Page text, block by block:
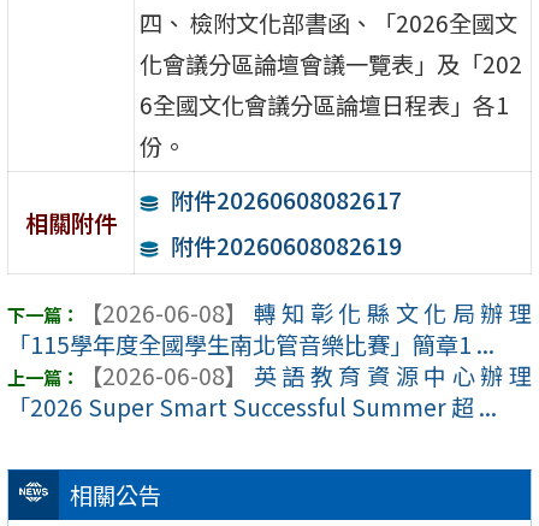
相關公告
四、 檢附文化部書函、「2026全國文
化會議分區論壇會議一覽表」及「202
6全國文化會議分區論壇日程表」各1
份。
相關附件
附件20260608082617
附件20260608082619
【2026-06-08】
轉知彰化縣文化局辦理
「115學年度全國學生南北管音樂比賽」簡章1 ...
【2026-06-08】
英語教育資源中心辦理
「2026 Super Smart Successful Summer 超 ...